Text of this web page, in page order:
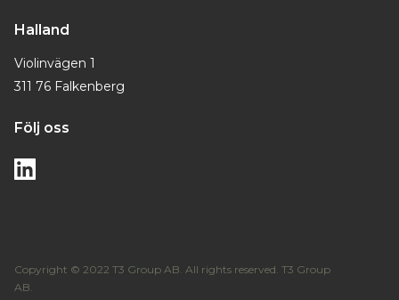
Halland
Violinvägen 1
311 76 Falkenberg
Följ oss
Copyright © 2022 T3 Group AB. All rights reserved. T3 Group
AB.